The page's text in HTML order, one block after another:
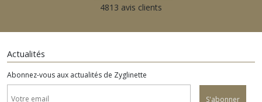
4813 avis clients
Actualités
Abonnez-vous aux actualités de Zyglinette
S'abonner